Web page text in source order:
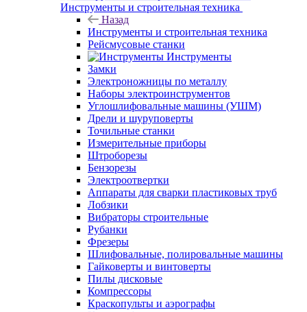
Инструменты и строительная техника
Назад
Инструменты и строительная техника
Рейсмусовые станки
Инструменты
Замки
Электроножницы по металлу
Наборы электроинструментов
Углошлифовальные машины (УШМ)
Дрели и шуруповерты
Точильные станки
Измерительные приборы
Штроборезы
Бензорезы
Электроотвертки
Аппараты для сварки пластиковых труб
Лобзики
Вибраторы строительные
Рубанки
Фрезеры
Шлифовальные, полировальные машины
Гайковерты и винтоверты
Пилы дисковые
Компрессоры
Краскопульты и аэрографы